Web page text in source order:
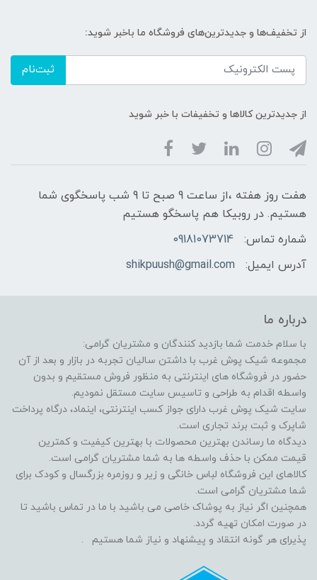
از تخفیف‌ها و جدیدترین‌های فروشگاه ما باخبر شوید:
ثبت‌نام
از جدیدترین کالاها و تخفیفات با خبر شوید
هفت روز هفته ،از ساعت 9 صبح تا 9 شب پاسخگوی شما
هستیم. در روبیکا هم پاسخگو هستیم
شماره تماس:
09181073714
آدرس ایمیل:
shikpuush@gmail.com
درباره ما
با سلام خدمت شما بازدید کنندگان و مشتریان گرامی:
مجموعه شیک پوش غرب با داشتن سالیان تجربه در بازار و بعد از آن
حضور در فروشگاه های اینترنتی به منظور فروش مستقیم و بدون
واسطه اقدام به طراحی و تاسیس سایت مستقل نمودیم.
سایت شیک پوش غرب دارای جواز کسب اینترنتی، اینماد، درگاه پرداخت
شاپرک و ثبت برند تجاری است.
دیدگاه ما رساندن بهترین محصولات با بهترین کیفیت و کمترین
قیمت ممکن با حذف واسطه ها به شما مشتریان گرامی است.
کالاهای این فروشگاه لباس خانگی و زیر و روزمره بزرگسال و کودک برای
شما مشتریان گرامی است.
همچنین اگر نیاز به پوشاک خاصی می باشید با ما در تماس باشید تا
در صورت امکان تهیه گردد.
پذیرای هر گونه انتقاد و پیشنهاد و نیاز شما هستیم .